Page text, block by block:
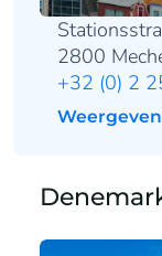
2800
+32 (0) 2